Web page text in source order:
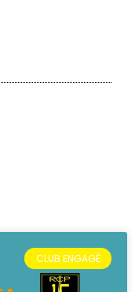
CLUB ENGAGÉ